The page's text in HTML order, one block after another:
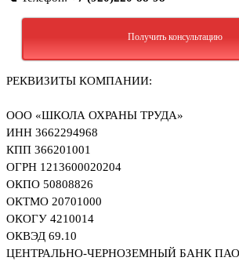
Получить консультацию
РЕКВИЗИТЫ КОМПАНИИ:
ООО «ШКОЛА ОХРАНЫ ТРУДА»
ИНН 3662294968
КПП 366201001
ОГРН 1213600020204
ОКПО 50808826
ОКТМО 20701000
ОКОГУ 4210014
ОКВЭД 69.10
ЦЕНТРАЛЬНО-ЧЕРНОЗЕМНЫЙ БАНК